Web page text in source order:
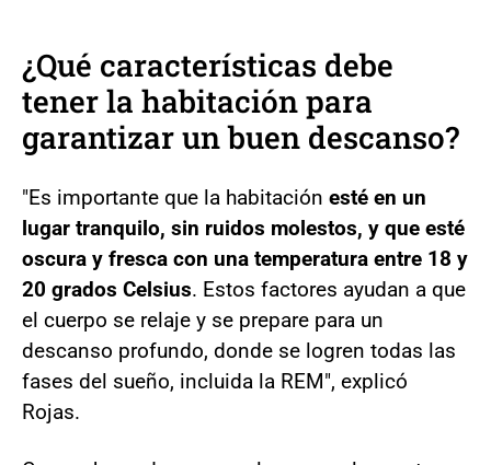
¿Qué características debe
tener la habitación para
garantizar un buen descanso?
"Es importante que la habitación esté en un
lugar tranquilo, sin ruidos molestos, y que esté
oscura y fresca con una temperatura entre 18 y
20 grados Celsius. Estos factores ayudan a que
el cuerpo se relaje y se prepare para un
descanso profundo, donde se logren todas las
fases del sueño, incluida la REM", explicó
Rojas.